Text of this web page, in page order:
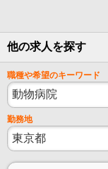
他の求人を探す
職種や希望のキーワード
勤務地